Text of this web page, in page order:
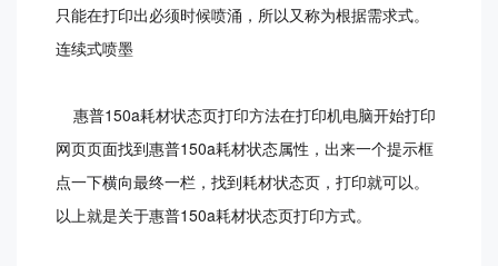
只能在打印出必须时候喷涌，所以又称为根据需求式。
连续式喷墨
惠普150a耗材状态页打印方法在打印机电脑开始打印
网页页面找到惠普150a耗材状态属性，出来一个提示框
点一下横向最终一栏，找到耗材状态页，打印就可以。
以上就是关于惠普150a耗材状态页打印方式。